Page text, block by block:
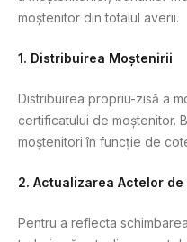
moștenitor din totalul averii.
1. Distribuirea Moștenirii
Distribuirea propriu-zisă a
certificatului de moștenitor.
moștenitori în funcție de
2. Actualizarea Actelor
Pentru a reflecta